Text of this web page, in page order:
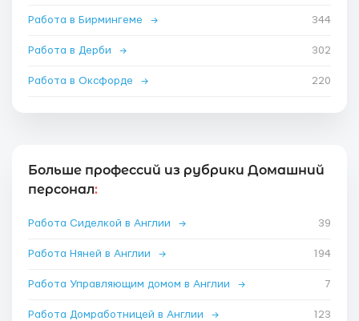
Работа в Бирмингеме → 344
Работа в Дерби → 302
Работа в Оксфорде → 220
Больше профессий из рубрики Домашний
персонал:
Работа Сиделкой в Англии → 39
Работа Няней в Англии → 194
Работа Управляющим домом в Англии → 7
Работа Домработницей в Англии → 123